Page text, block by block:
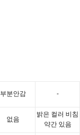
부분안감 -
없음
밝은 컬러 비침
약간 있음